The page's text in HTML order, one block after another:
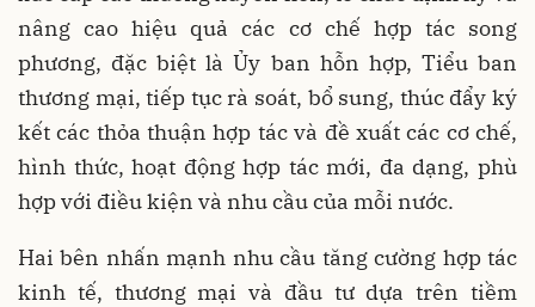
nâng cao hiệu quả các cơ chế hợp tác song
phương, đặc biệt là Ủy ban hỗn hợp, Tiểu ban
thương mại, tiếp tục rà soát, bổ sung, thúc đẩy ký
kết các thỏa thuận hợp tác và đề xuất các cơ chế,
hình thức, hoạt động hợp tác mới, đa dạng, phù
hợp với điều kiện và nhu cầu của mỗi nước.
Hai bên nhấn mạnh nhu cầu tăng cường hợp tác
kinh tế, thương mại và đầu tư dựa trên tiềm